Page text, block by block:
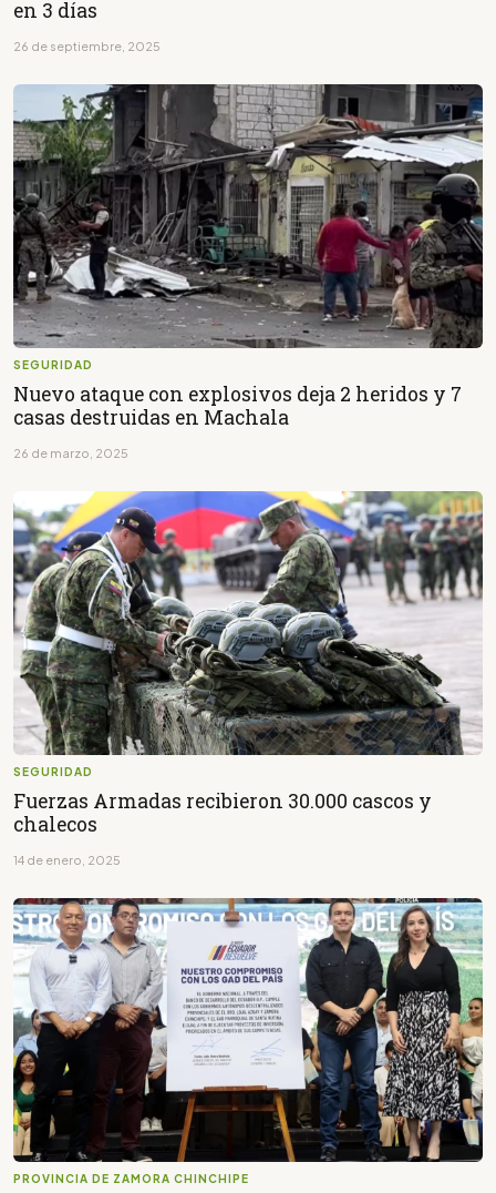
en 3 días
26 de septiembre, 2025
SEGURIDAD
Nuevo ataque con explosivos deja 2 heridos y 7
casas destruidas en Machala
26 de marzo, 2025
SEGURIDAD
Fuerzas Armadas recibieron 30.000 cascos y
chalecos
14 de enero, 2025
PROVINCIA DE ZAMORA CHINCHIPE